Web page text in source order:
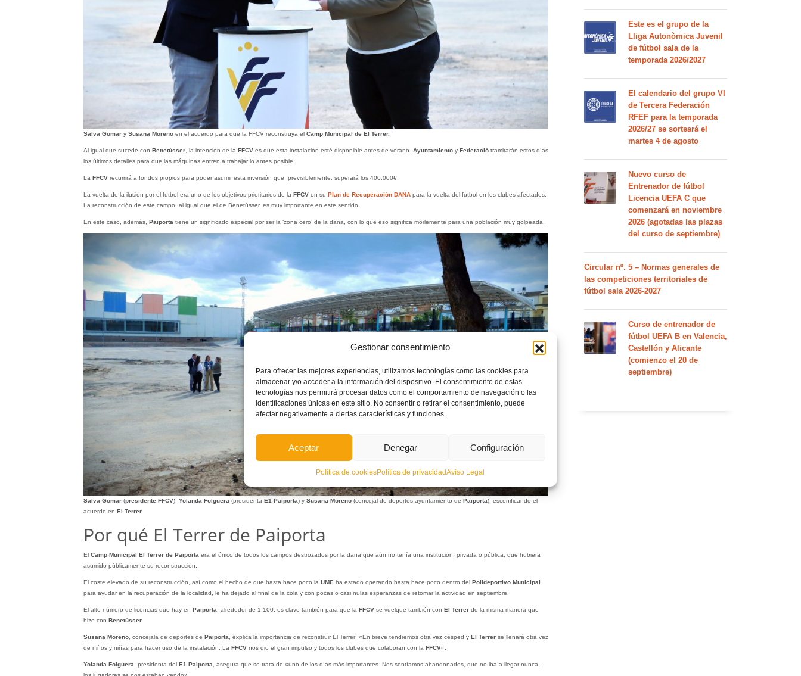
Gestionar consentimiento
Para ofrecer las mejores experiencias, utilizamos tecnologías como las cookies para
almacenar y/o acceder a la información del dispositivo. El consentimiento de estas
tecnologías nos permitirá procesar datos como el comportamiento de navegación o las
identificaciones únicas en este sitio. No consentir o retirar el consentimiento, puede
afectar negativamente a ciertas características y funciones.
Aceptar Denegar Configuración
Política de cookiesPolítica de privacidadAviso Legal
Salva Gomary Susana Morenoen el acuerdo para que la FFCV reconstruya el Camp Municipal de El Terrer.
Al igual que sucede con Benetússer, la intención de la FFCVes que esta instalación esté disponible antes de verano. Ayuntamientoy Federaciótramitarán estos días
los últimos detalles para que las máquinas entren a trabajar lo antes posible.
La FFCVrecurrirá a fondos propios para poder asumir esta inversión que, previsiblemente, superará los 400.000€.
La vuelta de la ilusión por el fútbol era uno de los objetivos prioritarios de la FFCVen su Plan de Recuperación DANA para la vuelta del fútbol en los clubes afectados.
La reconstrucción de este campo, al igual que el de Benetússer, es muy importante en este sentido.
En este caso, además, Paiporta tiene un significado especial por ser la ‘zona cero’ de la dana, con lo que eso significa morlemente para una población muy golpeada.
Salva Gomar(presidente FFCV), Yolanda Folguera (presidenta E1 Paiporta) ySusana Moreno (concejal de deportes ayuntamiento de Paiporta), escenificando el
acuerdo en El Terrer.
Por qué El Terrer de Paiporta
ElCamp Municipal El Terrer de Paiporta era el único de todos los campos destrozados por la dana que aún no tenía una institución, privada o pública, que hubiera
asumido públicamente su reconstrucción.
El coste elevado de su reconstrucción, así como el hecho de que hasta hace poco la UME ha estado operando hasta hace poco dentro del Polideportivo Municipal
para ayudar en la recuperación de la localidad, le ha dejado al final de la cola y con pocas o casi nulas esperanzas de retomar la actividad en septiembre.
El alto número de licencias que hay en Paiporta , alrededor de 1.100, es clave también para que la FFCVse vuelque también con El Terrerde la misma manera que
hizo con Benetússer.
Susana Moreno, concejala de deportes de Paiporta , explica la importancia de reconstruir El Terrer: «En breve tendremos otra vez césped y El Terrer se llenará otra vez
de niños y niñas para hacer uso de la instalación. La FFCVnos dio el gran impulso y todos los clubes que colaboran con la FFCV«.
Yolanda Folguera , presidenta del E1 Paiporta , asegura que se trata de «uno de los días más importantes. Nos sentíamos abandonados, que no iba a llegar nunca,
Este es el grupo de la
Lliga Autonòmica Juvenil
de fútbol sala de la
temporada 2026/2027
El calendario del grupo VI
de Tercera Federación
RFEF para la temporada
2026/27 se sorteará el
martes 4 de agosto
Nuevo curso de
Entrenador de fútbol
Licencia UEFA C que
comenzará en noviembre
2026 (agotadas las plazas
del curso de septiembre)
Circular nº. 5 – Normas generales de
las competiciones territoriales de
fútbol sala 2026-2027
Curso de entrenador de
fútbol UEFA B en Valencia,
Castellón y Alicante
(comienzo el 20 de
septiembre)